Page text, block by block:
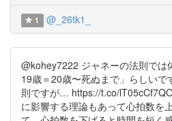
1 @_26tk1_
@kohey7222 ジャネーの法則では
19歳＝20歳〜死ぬまで」らしい
則ですが… https://t.co/
に影響する理論もあって心拍数を